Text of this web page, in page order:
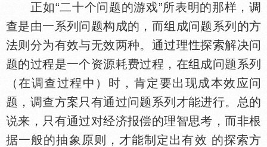
正如“二十个问题的游戏”所表明的那样，调
查是由一系列问题构成的，而组成问题系列的方
法则分为有效与无效两种。通过理
探索解决问
题的过程是一个资源耗费过程，在组成问题系列
（在调查过程中）时，肯定要出现成本效应问
题，调查方案只有通过问题系列才能进行。总的
说来，只有通过对经济报偿的理智思考，而非根
据一般的抽象原则，才能制定出有效 的探索方